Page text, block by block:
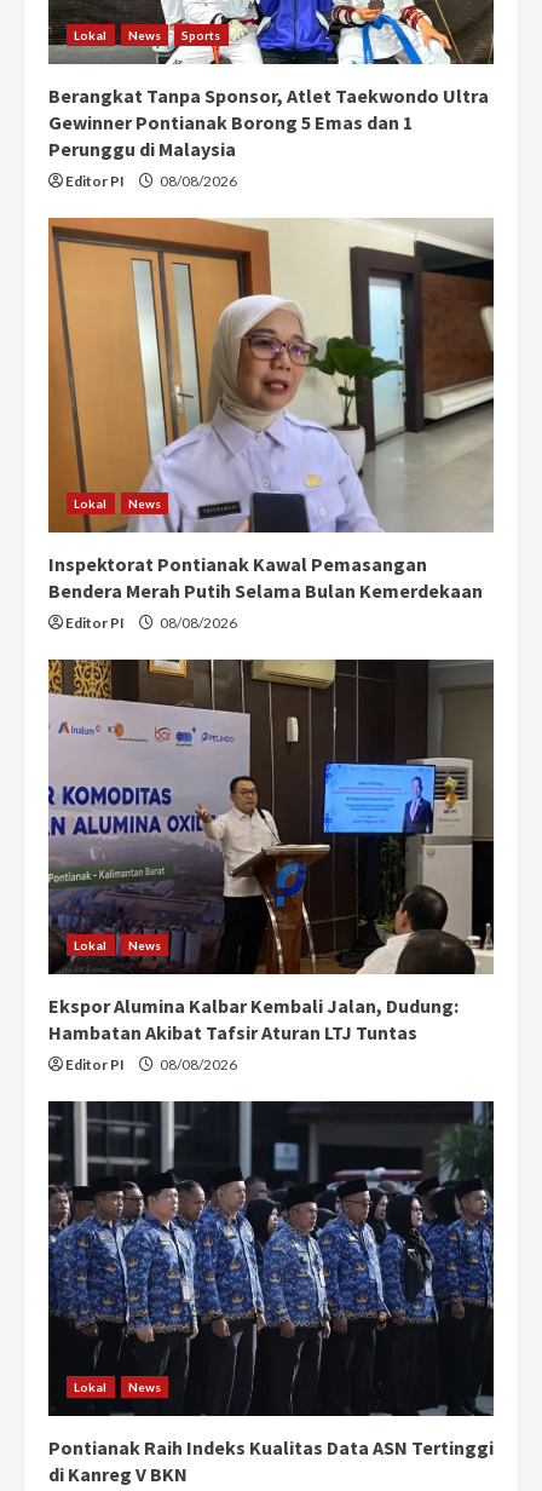
Lokal News Sports
Berangkat Tanpa Sponsor, Atlet Taekwondo Ultra
Gewinner Pontianak Borong 5 Emas dan 1
Perunggu di Malaysia
Editor PI 08/08/2026
Lokal News
Inspektorat Pontianak Kawal Pemasangan
Bendera Merah Putih Selama Bulan Kemerdekaan
Editor PI 08/08/2026
Lokal News
Ekspor Alumina Kalbar Kembali Jalan, Dudung:
Hambatan Akibat Tafsir Aturan LTJ Tuntas
Editor PI 08/08/2026
Lokal News
Pontianak Raih Indeks Kualitas Data ASN Tertinggi
di Kanreg V BKN